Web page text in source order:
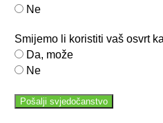
Ne
Smijemo li koristiti vaš osvrt
Da, može
Ne
Pošalji svjedočanstvo